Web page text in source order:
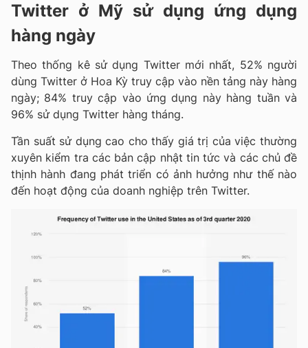
Twitter ở Mỹ sử dụng ứng dụng
hàng ngày
Theo thống kê sử dụng Twitter mới nhất, 52% người
dùng Twitter ở Hoa Kỳ truy cập vào nền tảng này hàng
ngày; 84% truy cập vào ứng dụng này hàng tuần và
96% sử dụng Twitter hàng tháng.
Tần suất sử dụng cao cho thấy giá trị của việc thường
xuyên kiểm tra các bản cập nhật tin tức và các chủ đề
thịnh hành đang phát triển có ảnh hưởng như thế nào
đến hoạt động của doanh nghiệp trên Twitter.